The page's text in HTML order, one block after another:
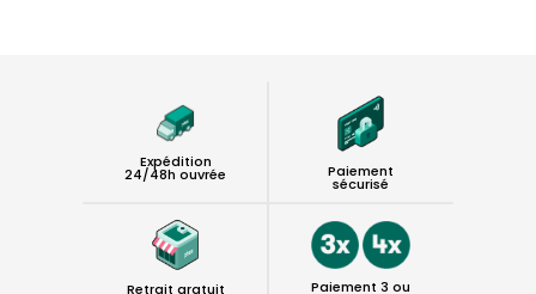
Expédition
24/48h ouvrée Paiement
sécurisé
Retrait gratuit Paiement 3 ou